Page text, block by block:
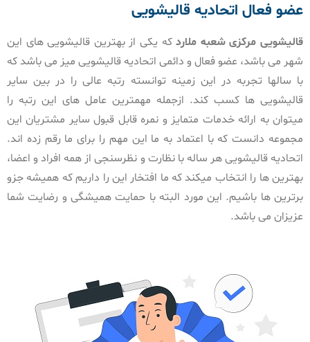
عضو فعال اتحادیه قالیشویی
قالیشویی مرکزی شعبه ملاردکه یکی از بهترین قالیشویی های این
شهر می باشد، عضو فعال و دائمی اتحادیه قالیشویی میز می باشد که
با سالها تجربه در این زمینه توانسته رتبه عالی را در بین سایر
قالیشویی ها کسب کند. ازجمله مهمترین عامل های این رتبه را
میتوان به ارائه خدمات متمایز و نمره قابل قبول سایر مشتریان این
مجموعه دانست که با اعتماد به ما این مهم را برای ما رقم زده اند.
اتحادیه قالیشویی هر ساله با نظارت و نظرسنجی از همه افراد و اعضا،
بهترین ها را انتخاب میکند که ما افتخار این را داریم که همیشه جزو
برترین ها باشیم. این مورد البته با حمایت همیشگی و رضایت شما
عزیزان می باشد.